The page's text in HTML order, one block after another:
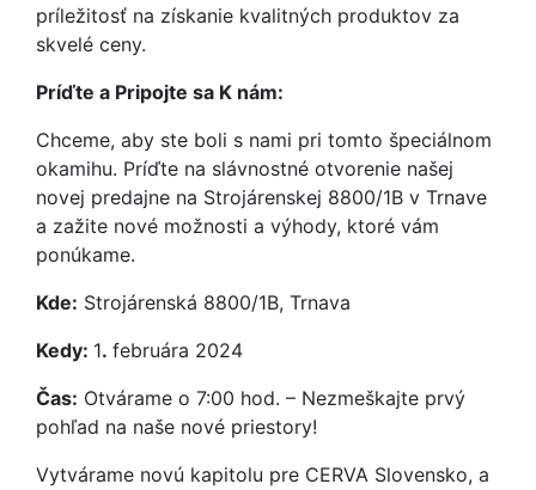
príležitosť na získanie kvalitných produktov za
skvelé ceny.
Príďte a Pripojte sa K nám:
Chceme, aby ste boli s nami pri tomto špeciálnom
okamihu. Príďte na slávnostné otvorenie našej
novej predajne na Strojárenskej 8800/1B v Trnave
a zažite nové možnosti a výhody, ktoré vám
ponúkame.
Kde: Strojárenská 8800/1B, Trnava
Kedy: 1. februára 2024
Čas: Otvárame o 7:00 hod. – Nezmeškajte prvý
pohľad na naše nové priestory!
Vytvárame novú kapitolu pre CERVA Slovensko, a